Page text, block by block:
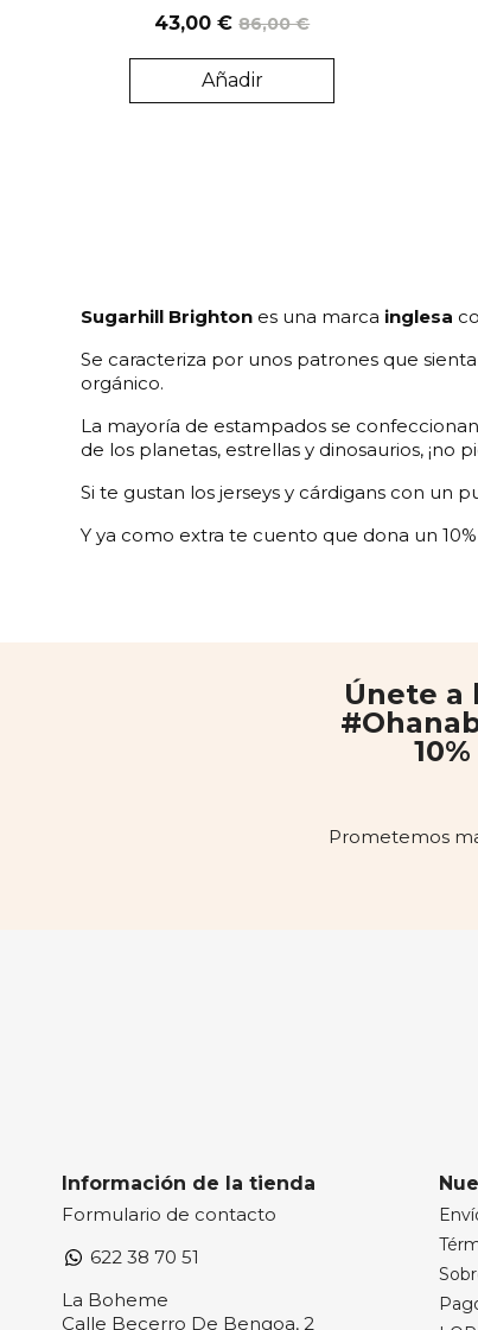
43,00 € 86,00 €
Añadir
Sugarhill Brighton es una marca inglesa
Se caracteriza por unos patrones que
orgánico.
La mayoría de estampados se
de los planetas, estrellas y dinosaurios, ¡no
Si te gustan los jerseys y cárdigans con un
Y ya como extra te cuento que dona un
Únete a
Prometemos
Información de la tienda
Formulario de contacto
622 38 70 51
La Boheme
Calle Becerro De Bengoa, 2